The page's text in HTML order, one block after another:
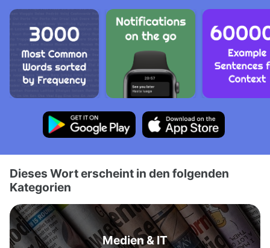
Dieses Wort erscheint in den folgenden
Kategorien
Medien & IT